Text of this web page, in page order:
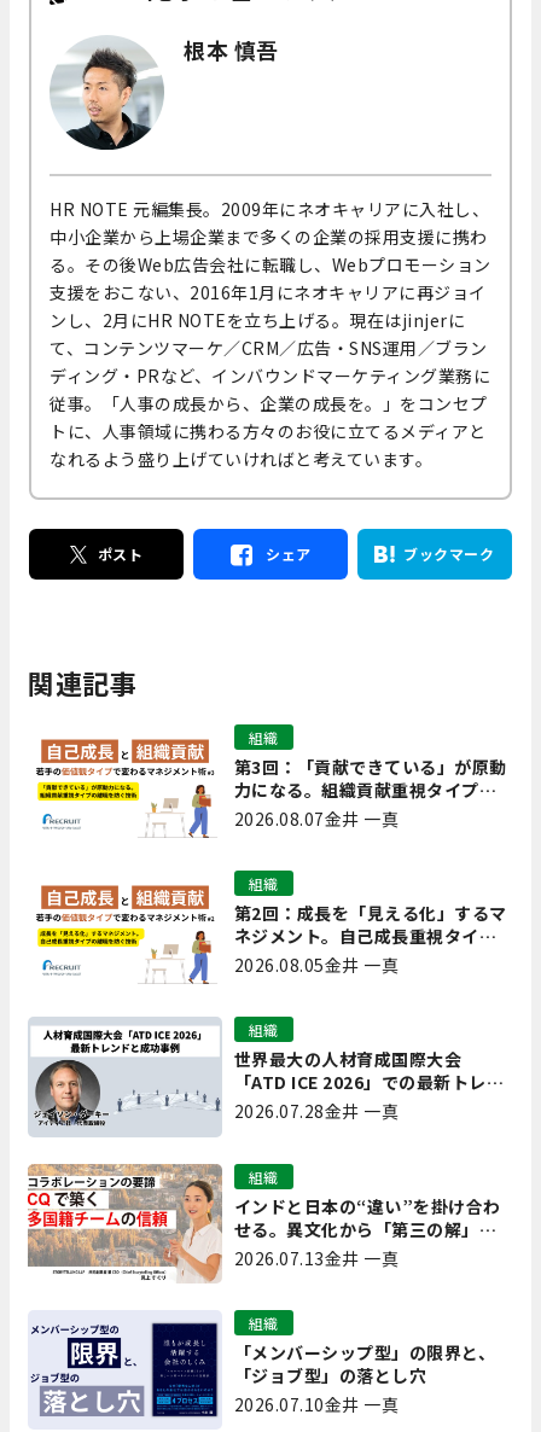
根本 慎吾
HR NOTE 元編集長。2009年にネオキャリアに入社し、
中小企業から上場企業まで多くの企業の採用支援に携わ
る。その後Web広告会社に転職し、Webプロモーション
支援をおこない、2016年1月にネオキャリアに再ジョイ
ンし、2月にHR NOTEを立ち上げる。現在はjinjerに
て、コンテンツマーケ／CRM／広告・SNS運用／ブラン
ディング・PRなど、インバウンドマーケティング業務に
従事。「人事の成長から、企業の成長を。」をコンセプ
トに、人事領域に携わる方々のお役に立てるメディアと
なれるよう盛り上げていければと考えています。
ポスト シェア ブックマーク
関連記事
第3回：「貢献できている」が原動
力になる。組織貢献重視タイプの
離職を防ぐ技術
組織
2026.08.07金井 一真
第2回：成長を「見える化」するマ
ネジメント。自己成長重視タイプ
の離職を防ぐ技術
組織
2026.08.05金井 一真
世界最大の人材育成国際大会
「ATD ICE 2026」での最新トレン
ドと成功事例｜「重要で実用的
な、日本にも合う」ホットトピッ
組織
2026.07.28金井 一真
インドと日本の“違い”を掛け合わ
せる。異文化から「第三の解」を
生み出す実践【現場を変えるCQ白
組織
2026.07.13金井 一真
「メンバーシップ型」の限界と、
「ジョブ型」の落とし穴
組織
2026.07.10金井 一真